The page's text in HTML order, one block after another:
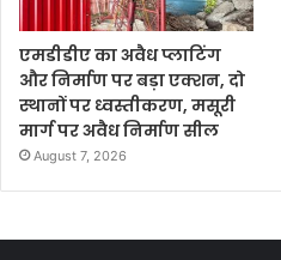
एमडीडीए का अवैध प्लाटिंग
और निर्माण पर बड़ा एक्शन, दो
स्थानों पर ध्वस्तीकरण, मसूरी
मार्ग पर अवैध निर्माण सील
August 7, 2026